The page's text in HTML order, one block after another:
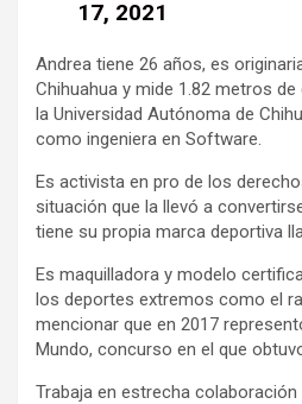
17, 2021
Andrea tiene 26 años, es
Chihuahua y mide 1.82 metros
la Universidad Autónoma de
como ingeniera en Software.
Es activista en pro de los
situación que la llevó a
tiene su propia marca deportiva
Es maquilladora y modelo
los deportes extremos como el
mencionar que en 2017
Mundo, concurso en el que
Trabaja en estrecha